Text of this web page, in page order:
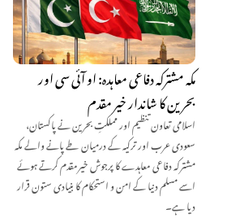
مکہ مشترکہ دفاعی معاہدہ: او آئی سی اور
بحرین کا شاندار خیر مقدم
اسلامی تعاون تنظیم اور مملکتِ بحرین نے پاکستان،
سعودی عرب اور ترکیہ کے درمیان طے پانے والے مکہ
مشترکہ دفاعی معاہدے کا پرجوش خیرمقدم کرتے ہوئے
اسے مسلم دنیا کے امن و استحکام کا بنیادی ستون قرار
دیا ہے۔